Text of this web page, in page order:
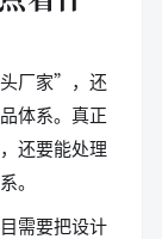
厂家”，还
体系。真正
还要能处理
。
需要把设计